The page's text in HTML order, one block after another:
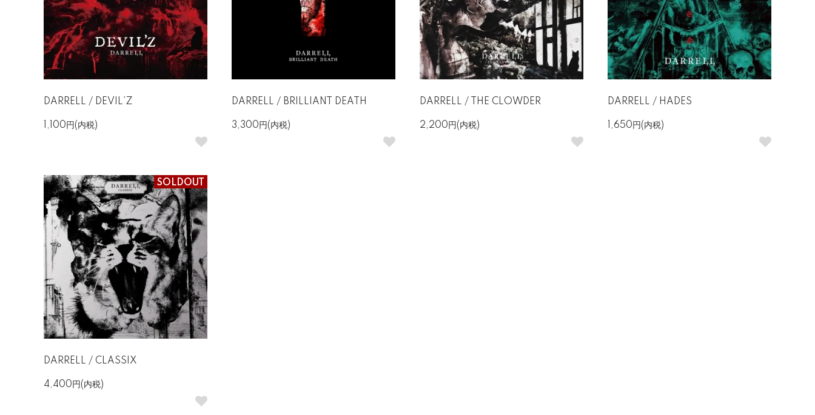
DARRELL / DEVIL’Z
1,100円(内税)
DARRELL / BRILLIANT DEATH
3,300円(内税)
DARRELL / THE CLOWDER
2,200円(内税)
DARRELL / HADES
1,650円(内税)
SOLDOUT
DARRELL / CLASSIX
4,400円(内税)